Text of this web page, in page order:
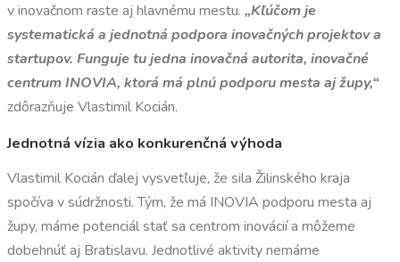
v inovačnom raste aj hlavnému mestu. „Kľúčom je
systematická a jednotná podpora inovačných projektov a
startupov. Funguje tu jedna inovačná autorita, inovačné
centrum INOVIA, ktorá má plnú podporu mesta aj župy,“
zdôrazňuje Vlastimil Kocián.
Jednotná vízia ako konkurenčná výhoda
Vlastimil Kocián ďalej vysvetľuje, že sila Žilinského kraja
spočíva v súdržnosti. Tým, že má INOVIA podporu mesta aj
župy, máme potenciál stať sa centrom inovácií a môžeme
dobehnúť aj Bratislavu. Jednotlivé aktivity nemáme